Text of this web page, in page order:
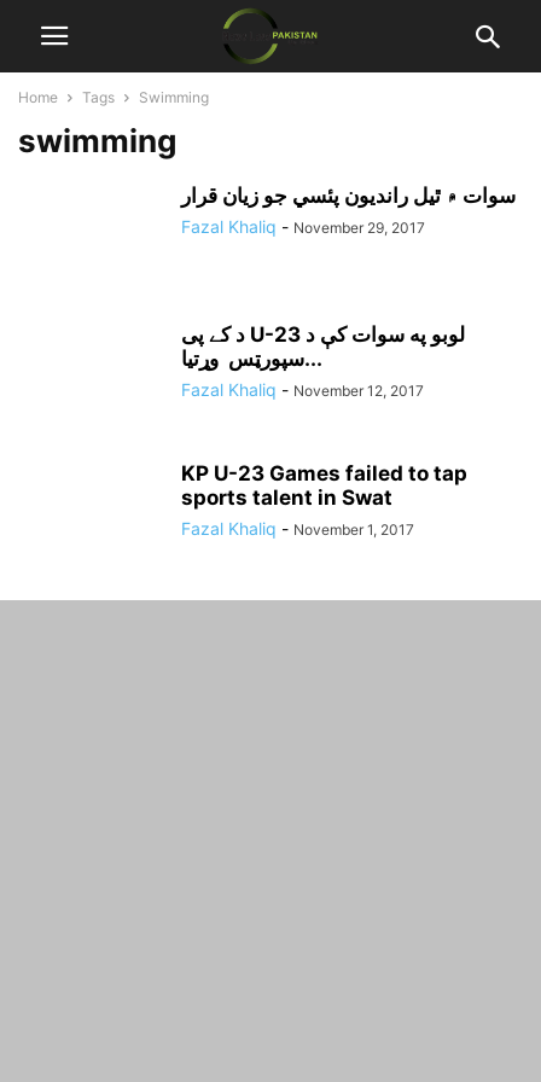
Home Tags Swimming
swimming
سوات ۾ ٿيل رانديون پئسي جو زيان قرار
Fazal Khaliq - November 29, 2017
د کے پی U-23 لوبو په سوات کې د
سپورټس وړتيا...
Fazal Khaliq - November 12, 2017
KP U-23 Games failed to tap
sports talent in Swat
Fazal Khaliq - November 1, 2017